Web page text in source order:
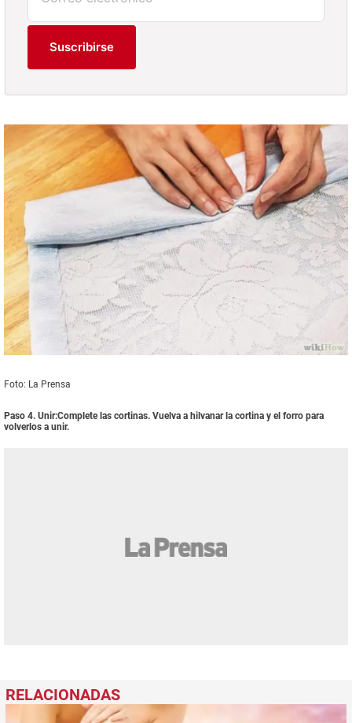
Suscribirse
Foto: La Prensa
Paso 4. Unir:Complete las cortinas. Vuelva a hilvanar la cortina y el forro para
volverlos a unir.